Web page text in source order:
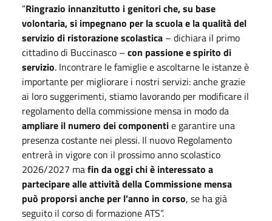
“Ringrazio innanzitutto i genitori che, su base
volontaria, si impegnano per la scuola e la qualità del
servizio di ristorazione scolastica – dichiara il primo
cittadino di Buccinasco – con passione e spirito di
servizio. Incontrare le famiglie e ascoltarne le istanze è
importante per migliorare i nostri servizi: anche grazie
ai loro suggerimenti, stiamo lavorando per modificare il
regolamento della commissione mensa in modo da
ampliare il numero dei componentie garantire una
presenza costante nei plessi. Il nuovo Regolamento
entrerà in vigore con il prossimo anno scolastico
2026/2027 mafin da oggi chi è interessato a
partecipare alle attività della Commissione mensa
può proporsi anche per l’anno in corso, se ha già
seguito il corso di formazione ATS”.